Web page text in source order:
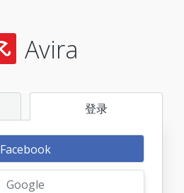
Avira
登录
Facebook
Google